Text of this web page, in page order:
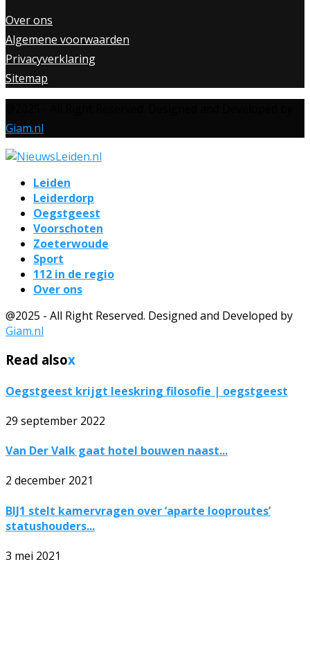
Over ons
Algemene voorwaarden
Privacyverklaring
Sitemap
Giam.nl
Leiden
Leiderdorp
Oegstgeest
Voorschoten
Zoeterwoude
Sport
112 in de regio
Over ons
@2025 - All Right Reserved. Designed and Developed by
Giam.nl
Read alsox
Oegstgeest krijgt leeskring filosofie | oegstgeest
29 september 2022
Van Der Valk gaat hotel bouwen naast...
2 december 2021
BIJ1 stelt kamervragen over ‘aparte looproutes’
statushouders...
3 mei 2021